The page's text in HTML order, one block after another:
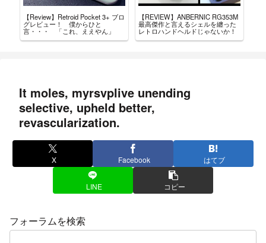
【Review】Retroid Pocket 3+ ブロ
グレビュー！ 僕からひと
言・・・ 「これ、ええやん」
【REVIEW】ANBERNIC RG353M
最高傑作と言えるシェルを纏った
レトロハンドヘルドじゃないか！
It moles, myrsvplive unending
selective, upheld better,
revascularization.
X Facebook はてブ
LINE コピー
フォーラムを検索